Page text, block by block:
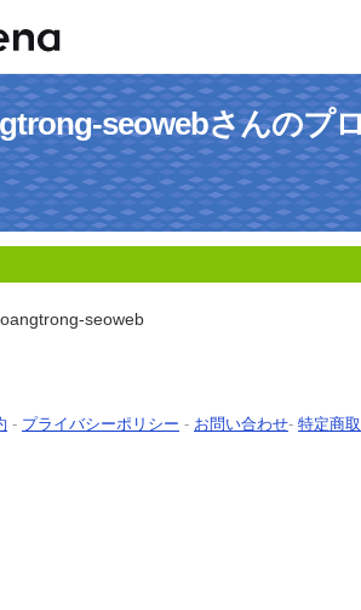
seowebさんのプ
seoweb
- プライバシーポリシー - お問い合わせ- 特定商